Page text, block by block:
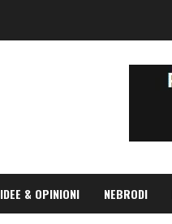
IDEE & OPINIONI NEBRODI